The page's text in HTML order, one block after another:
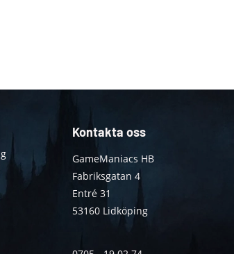
Kontakta oss
GameManiacs HB
Fabriksgatan 4
Entré 31
53160 Lidköping